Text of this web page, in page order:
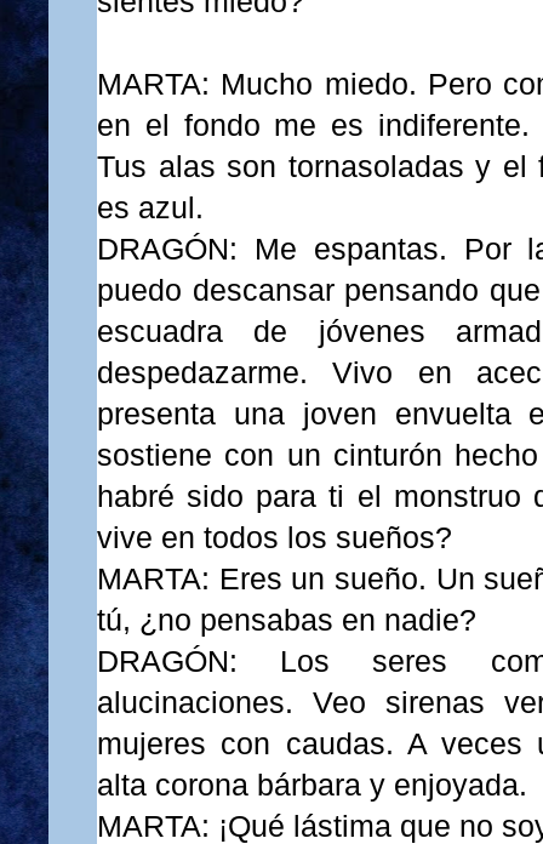
MARTA: Mucho miedo. Pero
en el fondo me es
Tus alas son tornasoladas y el
es azul.
DRAGÓN: Me espantas. Por
puedo descansar pensando
escuadra de jóvenes
despedazarme. Vivo en
presenta una joven envuelta
sostiene con un cinturón
habré sido para ti el monstruo
vive en todos los sueños?
MARTA: Eres un sueño. Un
tú, ¿no pensabas en nadie?
DRAGÓN: Los seres
alucinaciones. Veo sirenas
mujeres con caudas. A veces
alta corona bárbara y enjoyada.
MARTA: ¡Qué lástima que no